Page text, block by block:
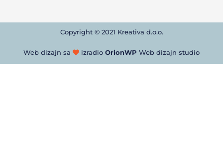
Copyright © 2021 Kreativa d.o.o.
Web dizajn sa izradio OrionWP Web dizajn studio